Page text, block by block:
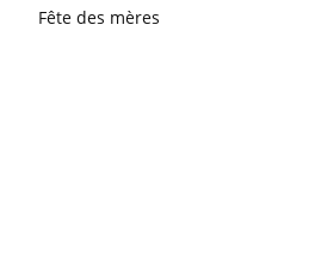
Fête des mères